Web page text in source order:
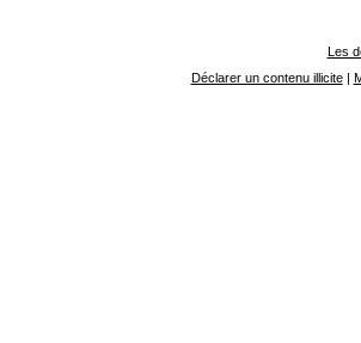
Les
Déclarer un contenu illicite|